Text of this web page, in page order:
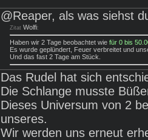
@Reaper, als was siehst
Zitat Wolfi:
Haben wir 2 Tage beobachtet wie für 0 bis
Es wurde geplündert, Feuer verbreitet und
Und das fast 2 Tage am Stück.
Das Rudel hat sich
Die Schlange musste
Dieses Universum von 2
unseres.
Wir werden uns erneut